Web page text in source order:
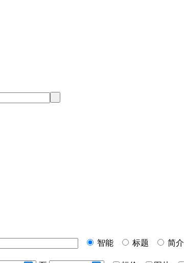
智能
标题 简介